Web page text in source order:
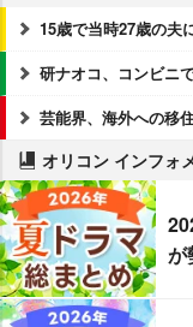
15歳で当時27歳の夫
研ナオコ、コンビニ
芸能界、海外への移
オリコン インフォ
が